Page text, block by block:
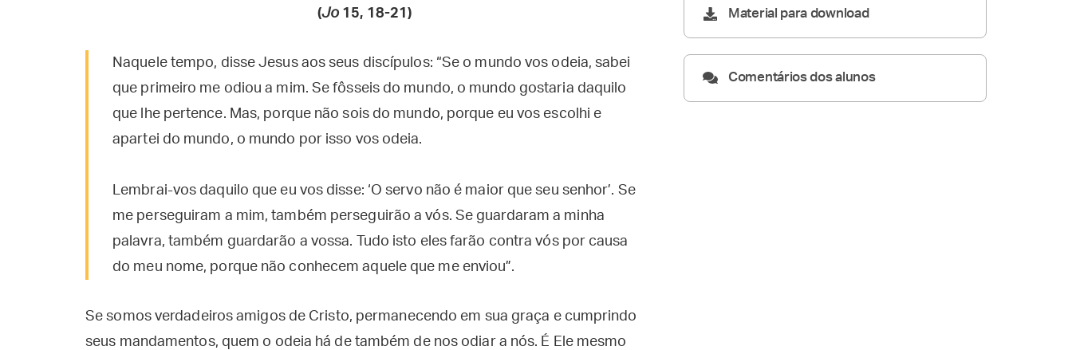
(Jo 15, 18-21)
Naquele tempo, disse Jesus aos seus discípulos: “Se o mundo vos odeia, sabei
que primeiro me odiou a mim. Se fôsseis do mundo, o mundo gostaria daquilo
que lhe pertence. Mas, porque não sois do mundo, porque eu vos escolhi e
apartei do mundo, o mundo por isso vos odeia.
Lembrai-vos daquilo que eu vos disse: ‘O servo não é maior que seu senhor’. Se
me perseguiram a mim, também perseguirão a vós. Se guardaram a minha
palavra, também guardarão a vossa. Tudo isto eles farão contra vós por causa
do meu nome, porque não conhecem aquele que me enviou”.
Se somos verdadeiros amigos de Cristo, permanecendo em sua graça e cumprindo
seus mandamentos, quem o odeia há de também de nos odiar a nós. É Ele mesmo
Material para download
Comentários dos alunos